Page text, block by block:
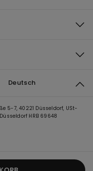
Deutsch
5-7, 40221 Düsseldorf, USt-
HRB 69648